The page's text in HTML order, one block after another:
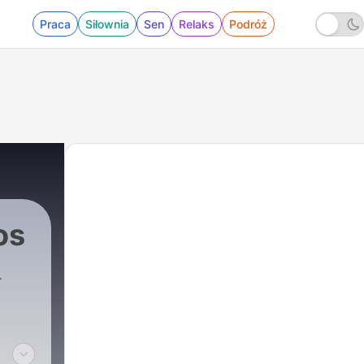
Praca Siłownia Sen Relaks Podróż